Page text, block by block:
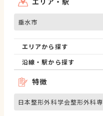
垂水市
エリアから探す
沿線・駅から探す
特徴
日本整形外科学会整形外科